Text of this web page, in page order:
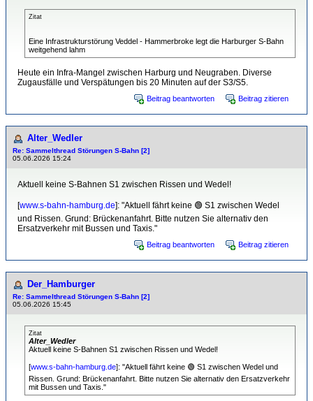
Zitat
Eine Infrastrukturstörung Veddel - Hammerbroke legt die Harburger S-Bahn
weitgehend lahm
Heute ein Infra-Mangel zwischen Harburg und Neugraben. Diverse
Zugausfälle und Verspätungen bis 20 Minuten auf der S3/S5.
Beitrag beantworten Beitrag zitieren
Alter_Wedler
Re: Sammelthread Störungen S-Bahn [2]
05.06.2026 15:24
Aktuell keine S-Bahnen S1 zwischen Rissen und Wedel!
[www.s-bahn-hamburg.de]: "Aktuell fährt keine 🟢 S1 zwischen Wedel
und Rissen. Grund: Brückenanfahrt. Bitte nutzen Sie alternativ den
Ersatzverkehr mit Bussen und Taxis."
Beitrag beantworten Beitrag zitieren
Der_Hamburger
Re: Sammelthread Störungen S-Bahn [2]
05.06.2026 15:45
Zitat
Alter_Wedler
Aktuell keine S-Bahnen S1 zwischen Rissen und Wedel!
[www.s-bahn-hamburg.de]: "Aktuell fährt keine 🟢 S1 zwischen Wedel und
Rissen. Grund: Brückenanfahrt. Bitte nutzen Sie alternativ den Ersatzverkehr
mit Bussen und Taxis."